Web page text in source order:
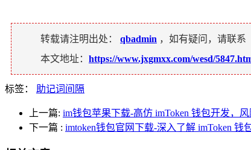
转载请注明出处： qbadmin ，如有疑问，请联系
本文地址： https://www.jxgmxx.com/wesd/
标签： 助记词间隔
上一篇: im钱包苹果下载-高仿 imToken 钱包开发，
下一篇 : imtoken钱包官网下载-深入了解 imToken 钱